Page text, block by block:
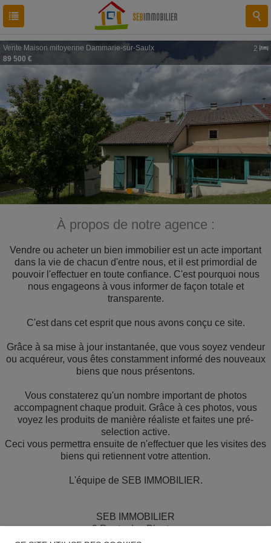
Vente Maison mitoyenne Dammarie-sur-Saulx
2
89 500 €
À propos de notre agence :
Vendre ou acheter un bien immobilier est un acte important
dans la vie de chacun d'entre nous, et il est primordial de
pouvoir l'effectuer en toute confiance. C'est pourquoi nous
nous engageons à vous informer de façon totale et
transparente.
C'est dans cet esprit que nous avons conçu ce site.
Grâce à sa mise à jour instantanée, que vous soyez vendeur
ou acquéreur, vous êtes constamment informé des nouveaux
biens que nous présentons.
Vous constaterez qu'un nombre important de photos
accompagnent chaque produit. Grâce à ces photos, vous
voyez les produits de manière réaliste et faites une pré-
selection active.
Ceci vous permettra ensuite de n'effectuer que les visites des
biens qui retiennent votre attention.
L'équipe de SEB IMMOBILIER.
SEB IMMOBILIER
2 Route des Plantes